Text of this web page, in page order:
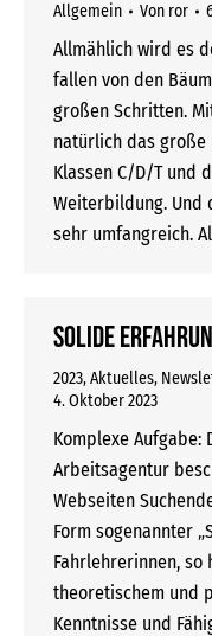
Allgemein Von ror
Allmählich wird es
fallen von den
großen Schritten.
natürlich das große
Klassen C/D/T und
Weiterbildung. Und
sehr umfangreich.
Solide
2023,Aktuelles,
4. Oktober 2023
Komplexe Aufgabe:
Arbeitsagentur
Webseiten
Form sogenannter
Fahrlehrerinnen,
theoretischem und
Kenntnisse und